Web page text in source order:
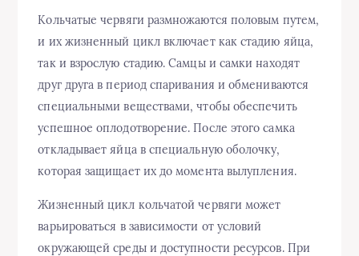
Кольчатые червяги размножаются половым путем,
и их жизненный цикл включает как стадию яйца,
так и взрослую стадию. Самцы и самки находят
друг друга в период спаривания и обмениваются
специальными веществами, чтобы обеспечить
успешное оплодотворение. После этого самка
откладывает яйца в специальную оболочку,
которая защищает их до момента вылупления.
Жизненный цикл кольчатой червяги может
варьироваться в зависимости от условий
окружающей среды и доступности ресурсов. При